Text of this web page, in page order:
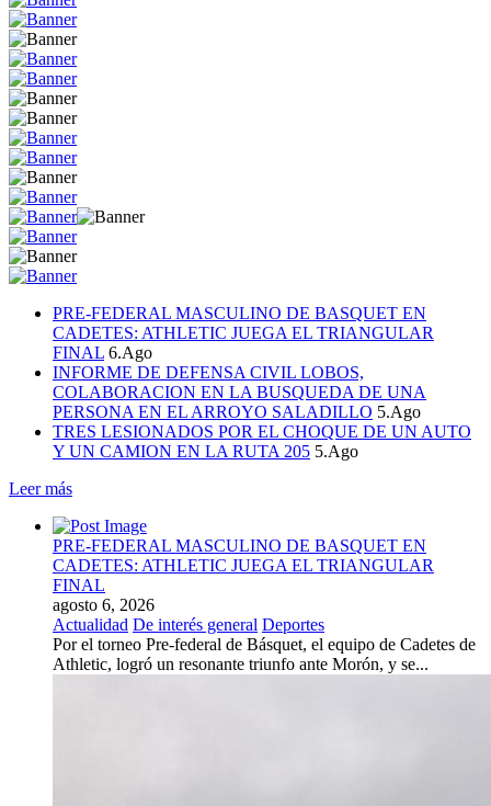
PRE-FEDERAL MASCULINO DE BASQUET EN
CADETES: ATHLETIC JUEGA EL TRIANGULAR
FINAL 6.Ago
INFORME DE DEFENSA CIVIL LOBOS,
COLABORACION EN LA BUSQUEDA DE UNA
PERSONA EN EL ARROYO SALADILLO 5.Ago
TRES LESIONADOS POR EL CHOQUE DE UN AUTO
Y UN CAMION EN LA RUTA 205 5.Ago
Leer más
PRE-FEDERAL MASCULINO DE BASQUET EN
CADETES: ATHLETIC JUEGA EL TRIANGULAR
FINAL
agosto 6, 2026
Actualidad De interés general Deportes
Por el torneo Pre-federal de Básquet, el equipo de Cadetes de
Athletic, logró un resonante triunfo ante Morón, y se...